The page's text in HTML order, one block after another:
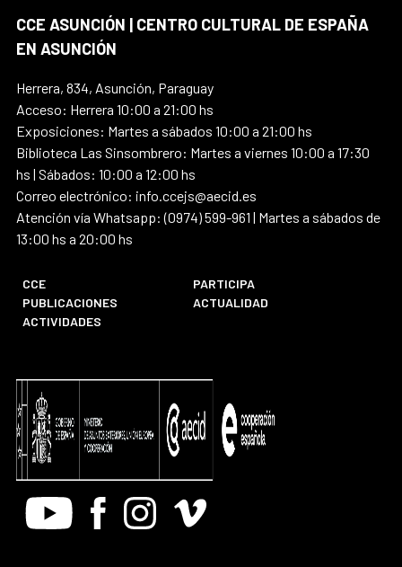
CCE ASUNCIÓN | CENTRO CULTURAL DE ESPAÑA
EN ASUNCIÓN
Herrera, 834, Asunción, Paraguay
Acceso: Herrera 10:00 a 21:00 hs
Exposiciones: Martes a sábados 10:00 a 21:00 hs
Biblioteca Las Sinsombrero: Martes a viernes 10:00 a 17:30
hs | Sábados: 10:00 a 12:00 hs
Correo electrónico: info.ccejs@aecid.es
Atención vía Whatsapp: (0974) 599-961 | Martes a sábados de
13:00 hs a 20:00 hs
CCE
PARTICIPA
PUBLICACIONES
ACTUALIDAD
ACTIVIDADES
Youtube FacebookInstagram
Vimeo